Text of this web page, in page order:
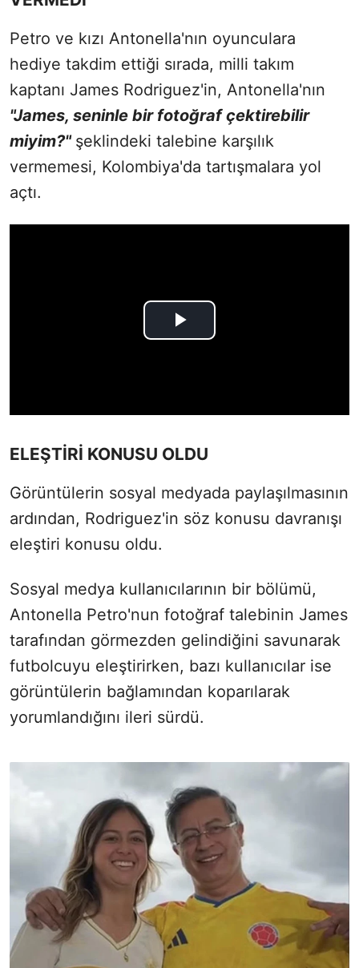
Petro ve kızı Antonella'nın oyunculara
hediye takdim ettiği sırada, milli takım
kaptanı James Rodriguez'in, Antonella'nın
"James, seninle bir fotoğraf çektirebilir
miyim?" şeklindeki talebine karşılık
vermemesi, Kolombiya'da tartışmalara yol
açtı.
ELEŞTİRİ KONUSU OLDU
Görüntülerin sosyal medyada paylaşılmasının
ardından, Rodriguez'in söz konusu davranışı
eleştiri konusu oldu.
Sosyal medya kullanıcılarının bir bölümü,
Antonella Petro'nun fotoğraf talebinin James
tarafından görmezden gelindiğini savunarak
futbolcuyu eleştirirken, bazı kullanıcılar ise
görüntülerin bağlamından koparılarak
yorumlandığını ileri sürdü.